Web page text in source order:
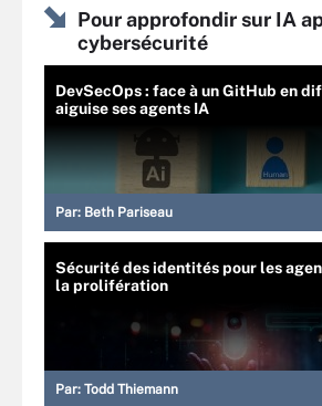
Pour approfondir sur IA
cybersécurité
DevSecOps : face à un GitHub en
aiguise ses agents IA
Par: Beth Pariseau
Sécurité des identités pour les
la prolifération
Par: Todd Thiemann